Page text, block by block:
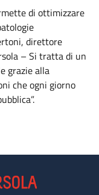
di ottimizzare
direttore
– Si tratta di un
grazie alla
che ogni giorno